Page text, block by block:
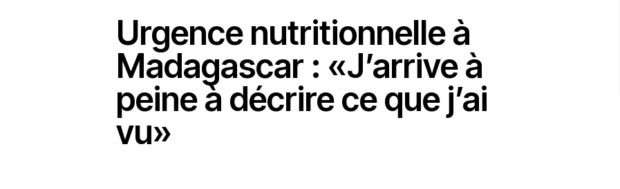
Urgence nutritionnelle à
Madagascar : «J’arrive à
peine à décrire ce que j’ai
vu»